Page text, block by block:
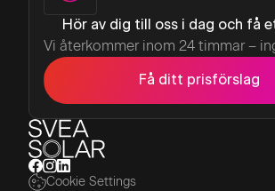
Hör av dig till oss i dag och få
Vi återkommer inom 24 timmar –
Få ditt prisförslag
Cookie Settings